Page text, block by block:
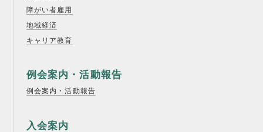
障がい者雇用
地域経済
キャリア教育
例会案内・活動報告
例会案内・活動報告
入会案内